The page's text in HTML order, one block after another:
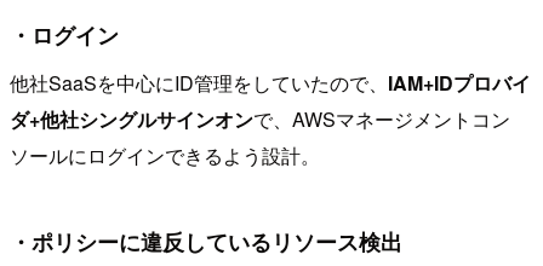
・ログイン
他社SaaSを中心にID管理をしていたので、 IAM+IDプロバイ
ダ+他社シングルサインオンで、AWSマネージメントコン
ソールにログインできるよう設計。
・ポリシーに違反しているリソース検出